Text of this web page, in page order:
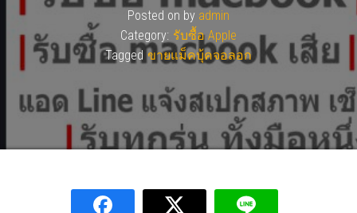
Posted on by admin
Category: รับซื้อ Apple
Tagged ขายแม็คบุ้คจอลอก